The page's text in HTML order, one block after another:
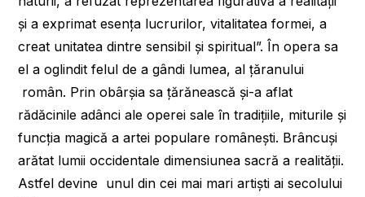
și a exprimat esența lucrurilor, vitalitatea formei, a
creat unitatea dintre sensibil și spiritual”. În opera sa
el a oglindit felul de a gândi lumea, al țăranului
român. Prin obârșia sa țărănească și-a aflat
rădăcinile adânci ale operei sale în tradițiile, miturile și
funcția magică a artei populare românești. Brâncuși
arătat lumii occidentale dimensiunea sacră a realității.
Astfel devine unul din cei mai mari artiști ai secolului